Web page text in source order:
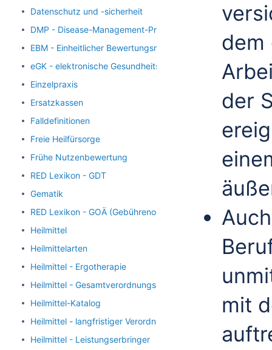
Datenschutz und -sicherheit
DMP - Disease-Management-Programme
EBM - Einheitlicher Bewertungsmaßstab
eGK - elektronische Gesundheitskarte
Einzelpraxis
Ersatzkassen
Falldefinitionen
Freie Heilfürsorge
Frühe Nutzenbewertung
RED Lexikon - GDT
Gematik
RED Lexikon - GOÄ (Gebührenordnung für Ärzte)
Heilmittel
Heilmittelarten
Heilmittel - Ergotherapie
Heilmittel - Gesamtverordnungsmenge
Heilmittel-Katalog
Heilmittel - langfristiger Verordnungsbedarf
Heilmittel - Leistungserbringer
dem
der
mit